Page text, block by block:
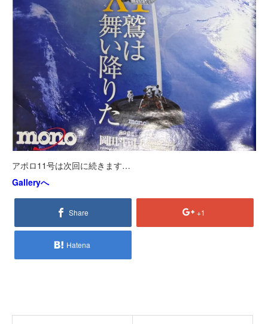
アポロ11号は次回に続きます…
Galleryへ
Share +1
Hatena